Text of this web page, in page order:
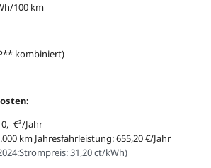
100 km
kombiniert)
€²/Jahr
km Jahresfahrleistung: 655,20 €/Jahr
Strompreis: 31,20 ct/kWh)